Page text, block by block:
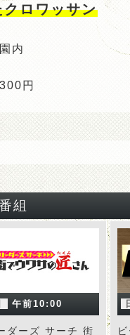
ロワッサン
内
円
組
午前10:00
ダーズ サーチ 街